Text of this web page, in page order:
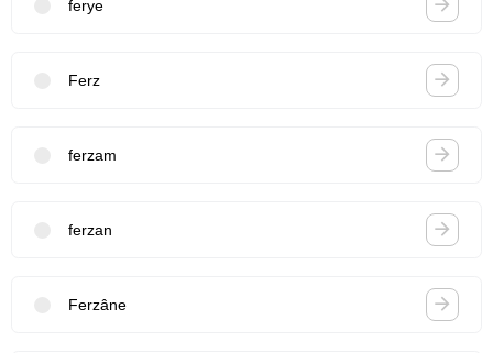
ferye
Ferz
ferzam
ferzan
Ferzâne